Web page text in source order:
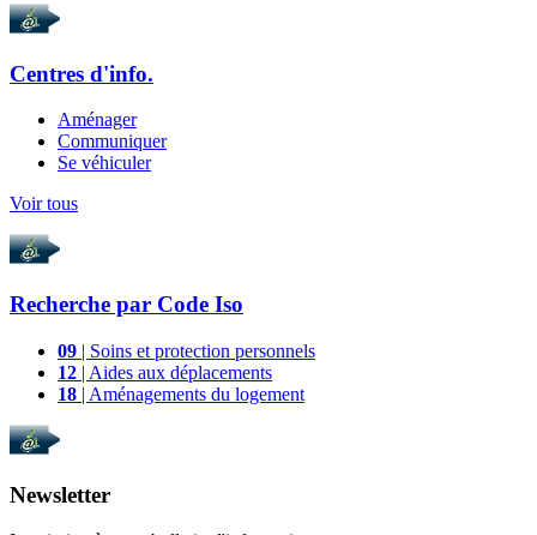
Centres d'info.
Aménager
Communiquer
Se véhiculer
Voir tous
Recherche par Code Iso
09 | Soins et protection personnels
12 | Aides aux déplacements
18 | Aménagements du logement
Newsletter